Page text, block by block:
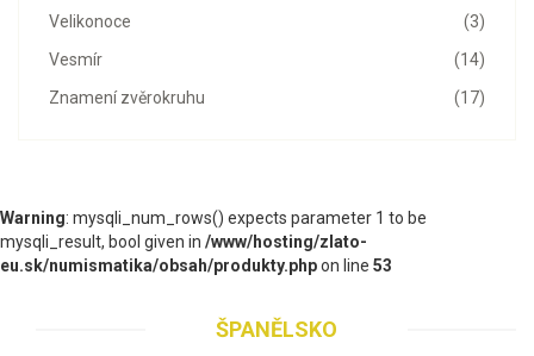
(3)
Velikonoce
(14)
Vesmír
(17)
Znamení zvěrokruhu
Warning: mysqli_num_rows() expects parameter 1 to be
mysqli_result, bool given in /www/hosting/zlato-
eu.sk/numismatika/obsah/produkty.phpon line 53
ŠPANĚLSKO